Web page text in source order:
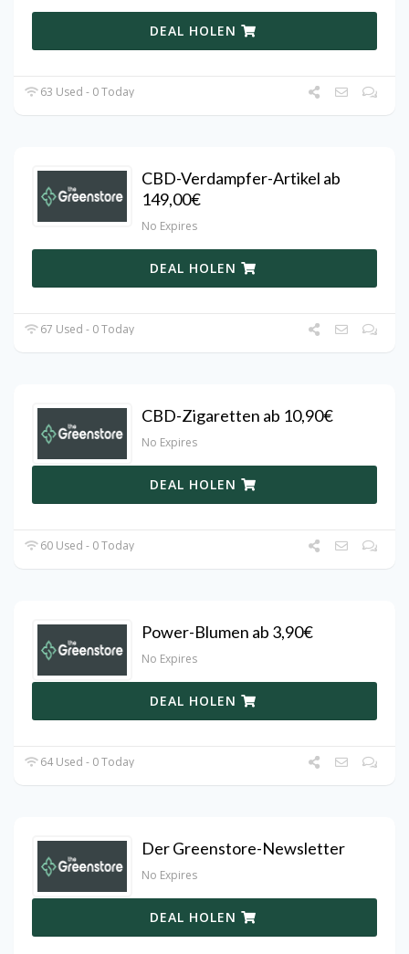
DEAL HOLEN
63 Used - 0 Today
CBD-Verdampfer-Artikel ab
149,00€
No Expires
DEAL HOLEN
67 Used - 0 Today
CBD-Zigaretten ab 10,90€
No Expires
DEAL HOLEN
60 Used - 0 Today
Power-Blumen ab 3,90€
No Expires
DEAL HOLEN
64 Used - 0 Today
Der Greenstore-Newsletter
No Expires
DEAL HOLEN